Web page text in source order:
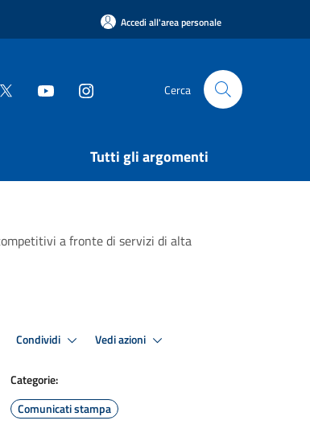
Accedi all'area personale
Cerca
Tutti gli argomenti
a fronte di servizi di alta
Condividi Vedi azioni
Categorie:
Comunicati stampa